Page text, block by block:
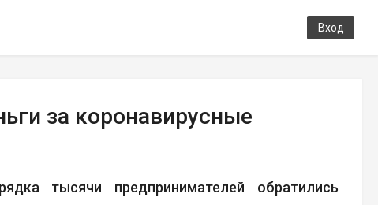
Вход
за коронавирусные
тысячи предпринимателей обратились